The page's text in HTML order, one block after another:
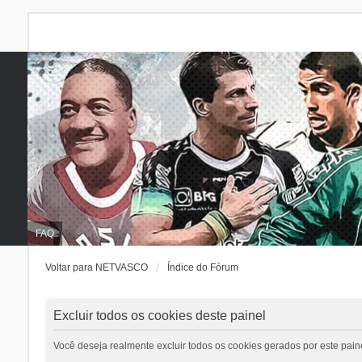
FAQ
Voltar para NETVASCO Índice do Fórum
Excluir todos os cookies deste painel
Você deseja realmente excluir todos os cookies gerados por este